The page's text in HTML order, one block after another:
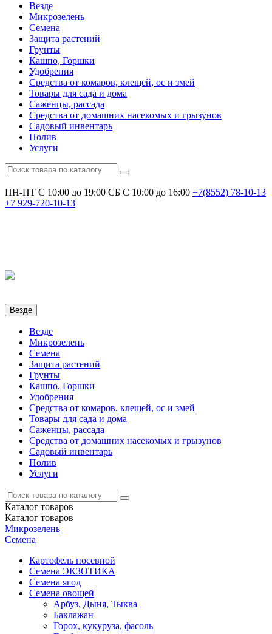
Везде
Микрозелень
Семена
Защита растений
Грунты
Кашпо, Горшки
Удобрения
Средства от комаров, клещей, ос и змей
Товары для сада и дома
Саженцы, рассада
Средства от домашних насекомых и грызунов
Садовый инвентарь
Полив
Услуги
ПН-ПТ С 10:00 до 19:00 СБ С 10:00 до 16:00 +7(8552) 78-10-13
+7 929-720-10-13
Везде
Везде
Микрозелень
Семена
Защита растений
Грунты
Кашпо, Горшки
Удобрения
Средства от комаров, клещей, ос и змей
Товары для сада и дома
Саженцы, рассада
Средства от домашних насекомых и грызунов
Садовый инвентарь
Полив
Услуги
Каталог товаров
Каталог товаров
Микрозелень
Семена
Картофель посевной
Семена ЭКЗОТИКА
Семена ягод
Семена овощей
Арбуз, Дыня, Тыква
Баклажан
Горох, кукуруза, фасоль